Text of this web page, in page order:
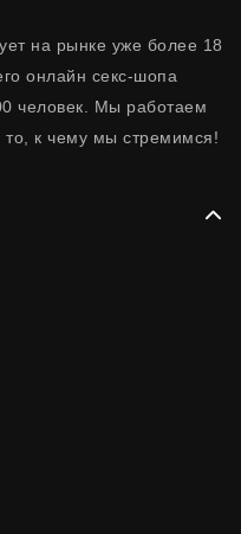
на рынке уже более 18
онлайн секс-шопа
человек. Мы работаем
то, к чему мы стремимся!